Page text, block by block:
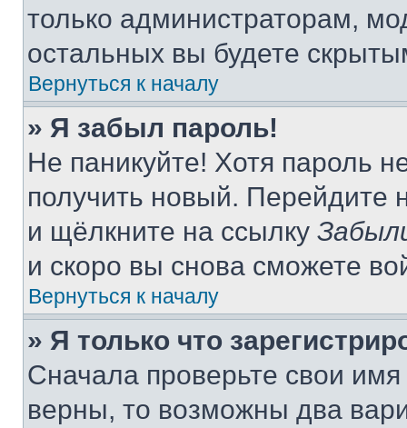
только администраторам,
остальных вы будете
Вернуться к началу
» Я забыл пароль!
Не паникуйте! Хотя пароль
получить новый. Перейдите
и щёлкните на ссылку
и скоро вы снова сможете
Вернуться к началу
» Я только что
Сначала проверьте свои
верны, то возможны два